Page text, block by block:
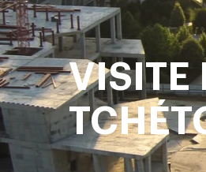
VISITE